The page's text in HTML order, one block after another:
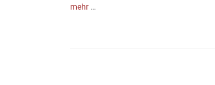
mehr …